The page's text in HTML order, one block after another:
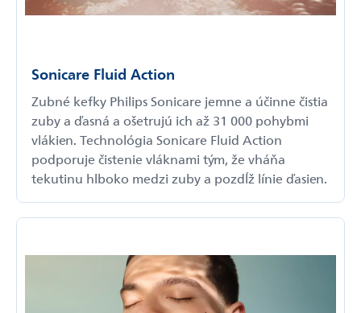
Sonicare Fluid Action
Zubné kefky Philips Sonicare jemne a účinne čistia
zuby a ďasná a ošetrujú ich až 31 000 pohybmi
vlákien. Technológia Sonicare Fluid Action
podporuje čistenie vláknami tým, že vháňa
tekutinu hlboko medzi zuby a pozdĺž línie ďasien.